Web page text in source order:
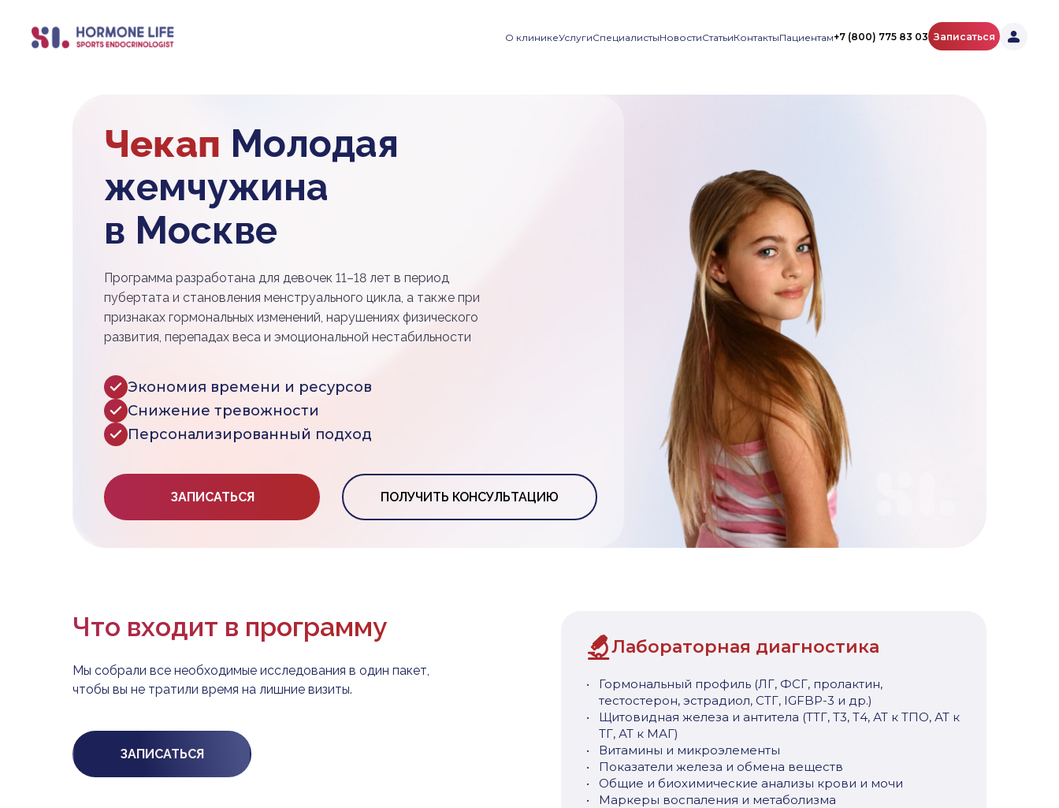
О клиникеУслугиСпециалистыНовостиСтатьиКонтактыПациентам+7 (800) 775 83 03 Записаться
Чекап Молодая
жемчужина
в Москве
Программа разработана для девочек 11–18 лет в период
пубертата и становления менструального цикла, а также при
признаках гормональных изменений, нарушениях физического
развития, перепадах веса и эмоциональной нестабильности
Экономия времени и ресурсов
Снижение тревожности
Персонализированный подход
ЗАПИСАТЬСЯ ПОЛУЧИТЬ КОНСУЛЬТАЦИЮ
Что входит в программу
Мы собрали все необходимые исследования в один пакет,
чтобы вы не тратили время на лишние визиты.
ЗАПИСАТЬСЯ
Лабораторная диагностика
Гормональный профиль (ЛГ, ФСГ, пролактин,
тестостерон, эстрадиол, СТГ, IGFBP-3 и др.)
Щитовидная железа и антитела (ТТГ, Т3, Т4, АТ к ТПО, АТ к
ТГ, АТ к МАГ)
Витамины и микроэлементы
Показатели железа и обмена веществ
Общие и биохимические анализы крови и мочи
Маркеры воспаления и метаболизма